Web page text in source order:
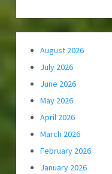
August 2026
July 2026
June 2026
May 2026
April 2026
March 2026
February 2026
January 2026